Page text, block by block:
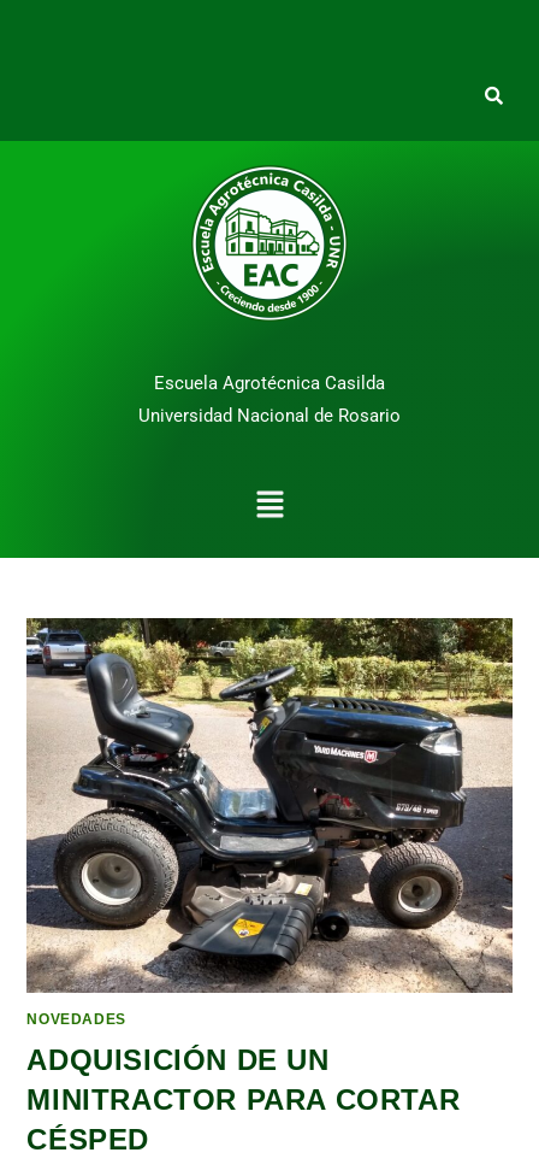
Escuela Agrotécnica Casilda
Universidad Nacional de Rosario
NOVEDADES
ADQUISICIÓN DE UN
MINITRACTOR PARA CORTAR
CÉSPED